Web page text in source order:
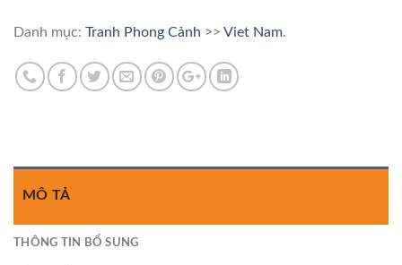
Danh mục: Tranh Phong Cảnh >> Viet Nam.
MÔ TẢ
THÔNG TIN BỔ SUNG